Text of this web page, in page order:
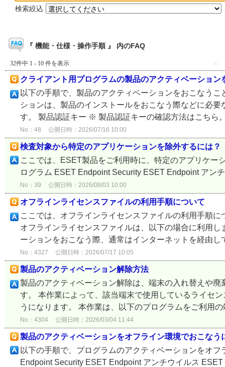
検索絞込
『 機能・仕様・操作手順 』 内のFAQ
32件中 1 - 10 件を表示 ≪
クライアント用プログラムの製品のアクティベーション
以下の手順で、製品のアクティベーションをおこなう
ションは、製品のインストールをおこなう際などに必
す。 製品認証キー ※ 製品認証キーの確認方法はこちら
No：48 公開日時：2026/07/16 10:00
検査対象から特定のアプリケーションを除外するには？
ここでは、ESET製品をご利用時に、特定のアプリケー
ログラム ESET Endpoint Security ESET Endpoint アン
No：39 公開日時：2026/08/03 10:00
オフラインライセンスファイルの利用手順について
ここでは、オフラインライセンスファイルの利用手順
オフラインライセンスファイルは、以下の場合に利用
ーションをおこなう際、通常はインターネットを経由し
No：4327 公開日時：2026/07/17 10:05
製品のアクティベーション解除方法
製品のアクティベーション解除は、端末の入れ替えや
す。 本作業によって、該当端末で使用しているライセ
うになります。 本作業は、以下のプログラムをご利用
No：4304 公開日時：2026/03/04 11:44
製品のアクティベーションをオフライン環境でおこなう
以下の手順で、プログラムのアクティベーションをオ
Endpoint Security ESET Endpoint アンチウイルス